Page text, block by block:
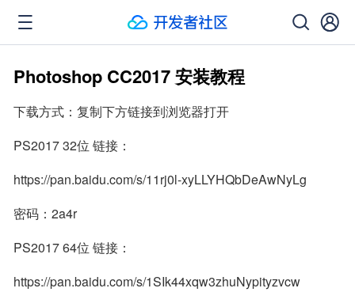
Photoshop CC2017 安装教程
下载方式：复制下方链接到浏览器打开
PS2017 32位 链接：
https://pan.baidu.com/s/11rj0l-xyLLYHQbDeAwNyLg
密码：2a4r
PS2017 64位 链接：
https://pan.baidu.com/s/1SIk44xqw3zhuNypityzvcw